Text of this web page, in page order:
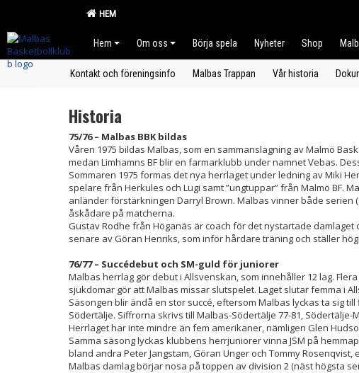
HEM
Hem Om oss Börja spela Nyheter Shop
Kontakt och föreningsinfo Malbas Trappan Vår historia
Historia
75/76 – Malbas BBK bildas
Våren 1975 bildas Malbas, som en sammanslagning av Malmö
medan Limhamns BF blir en farmarklubb under namnet Vebas.
Sommaren 1975 formas det nya herrlaget under ledning av Miki
spelare från Herkules och Lugi samt ”ungtuppar” från Malmö BF.
anländer förstärkningen Darryl Brown. Malbas vinner både serien
åskådare på matcherna.
Gustav Rodhe från Höganäs är coach för det nystartade
senare av Göran Henriks, som inför hårdare träning och ställer
76/77 – Succédebut och SM-guld för juniorer
Malbas herrlag gör debut i Allsvenskan, som innehåller 12 lag.
sjukdomar gör att Malbas missar slutspelet. Laget slutar femma i
Säsongen blir ändå en stor succé, eftersom Malbas lyckas ta sig
Södertälje. Siffrorna skrivs till Malbas-Södertälje 77-81, Södertälje-
Herrlaget har inte mindre än fem amerikaner, nämligen Glen
Samma säsong lyckas klubbens herrjuniorer vinna JSM på
bland andra Peter Jangstam, Göran Unger och Tommy
Malbas damlag börjar nosa på toppen av division 2 (näst högsta